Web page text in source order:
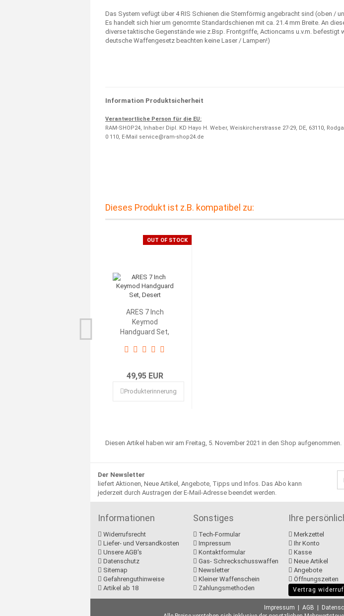
Das System vefügt über 4 RIS Schienen die Sternförmig angebracht sind (oben /
Es handelt sich hier um genormte Standardschienen mit ca. 21.4 mm Breite. An
diverse taktische Gegenstände wie z.Bsp. Frontgriffe, Actioncams u.v.m. befestigt
deutsche Waffengesetz beachten keine Laser / Lampen!)
Information Produktsicherheit
Verantwortliche Person für die EU:
RAM-SHOP24, Inhaber Dipl. KD Hayo H. Weber, Weiskircherstrasse 27-29, DE, 63110,
0 110, E-Mail service@ram-shop24.de
Dieses Produkt ist z.B. kompatibel zu:
OUT OF STOCK
ARES 7 Inch
Keymod
Handguard Set,
49,95 EUR
Produkterinnerung
Diesen Artikel haben wir am Freitag, 5. November 2021 in den Shop aufgenommen.
Der Newsletter
liefert Aktionen, Neue Artikel, Angebote, Tipps und Infos. Das Abo kann
jederzeit durch Austragen der E-Mail-Adresse beendet werden.
Informationen
Widerrufsrecht
Liefer- und Versandkosten
Unsere AGB's
Datenschutz
Sitemap
Gefahrenguthinweise
Artikel ab 18
Sonstiges
Tech-Formular
Impressum
Kontaktformular
Gas- Schreckschusswaffen
Newsletter
Kleiner Waffenschein
Zahlungsmethoden
Ihre
Merkzettel
Ihr Konto
Kasse
Neue Artikel
Angebote
Öffnungszeiten
Vertrag
Impressum | AGB |